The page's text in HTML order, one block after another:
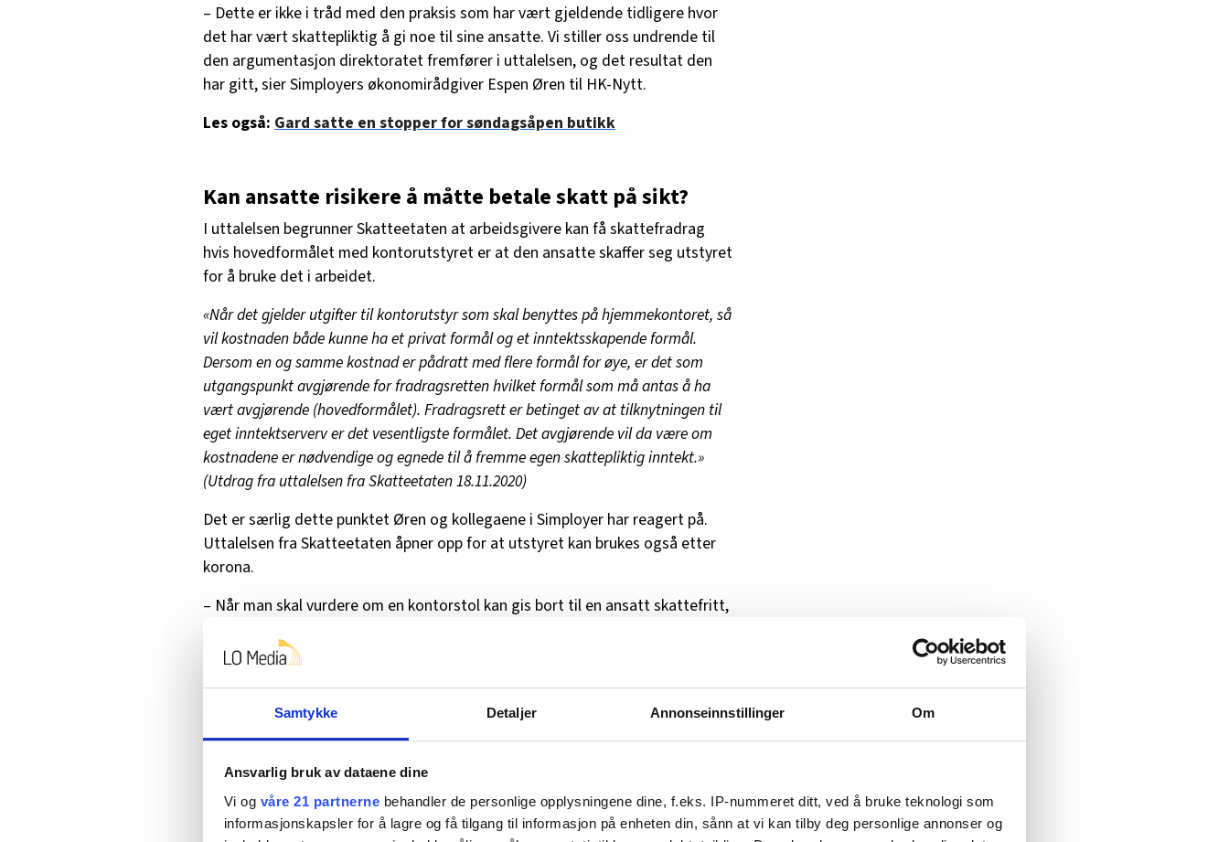
Samtykke Detaljer Annonseinnstillinger Om
Ansvarlig bruk av dataene dine
Vi og våre 21 partnerne behandler de personlige opplysningene dine, f.eks. IP-nummeret ditt, ved å bruke teknologi som
informasjonskapsler for å lagre og få tilgang til informasjon på enheten din, sånn at vi kan tilby deg personlige annonser og
– Dette er ikke i tråd med den praksis som har vært gjeldende tidligere hvor
det har vært skattepliktig å gi noe til sine ansatte. Vi stiller oss undrende til
den argumentasjon direktoratet fremfører i uttalelsen, og det resultat den
har gitt, sier Simployers økonomirådgiver Espen Øren til HK-Nytt.
Les også: Gard satte en stopper for søndagsåpen butikk
Kan ansatte risikere å måtte betale skatt på sikt?
I uttalelsen begrunner Skatteetaten at arbeidsgivere kan få skattefradrag
hvis hovedformålet med kontorutstyret er at den ansatte skaffer seg utstyret
for å bruke det i arbeidet.
«Når det gjelder utgifter til kontorutstyr som skal benyttes på hjemmekontoret, så
vil kostnaden både kunne ha et privat formål og et inntektsskapende formål.
Dersom en og samme kostnad er pådratt med flere formål for øye, er det som
utgangspunkt avgjørende for fradragsretten hvilket formål som må antas å ha
vært avgjørende (hovedformålet). Fradragsrett er betinget av at tilknytningen til
eget inntektserverv er det vesentligste formålet. Det avgjørende vil da være om
kostnadene er nødvendige og egnede til å fremme egen skattepliktig inntekt.»
(Utdrag fra uttalelsen fra Skatteetaten 18.11.2020)
Det er særlig dette punktet Øren og kollegaene i Simployer har reagert på.
Uttalelsen fra Skatteetaten åpner opp for at utstyret kan brukes også etter
korona.
– Når man skal vurdere om en kontorstol kan gis bort til en ansatt skattefritt,
levetiden til denne stolen. Hvis levetiden er ti år så må den altså ha yrkesbruk
Med Ørens gitte eksempel vil det si at hvis den omtalte kontorstolen brukes
privat av den ansatte etter pandemien, så er det en fare for at ansatte vil bli
skattlagt for anskaffelsesverdien.
Det er slike aspekter som for eksempel levetid som ikke kommer godt nok
fram i uttalelsen, sier Øren.